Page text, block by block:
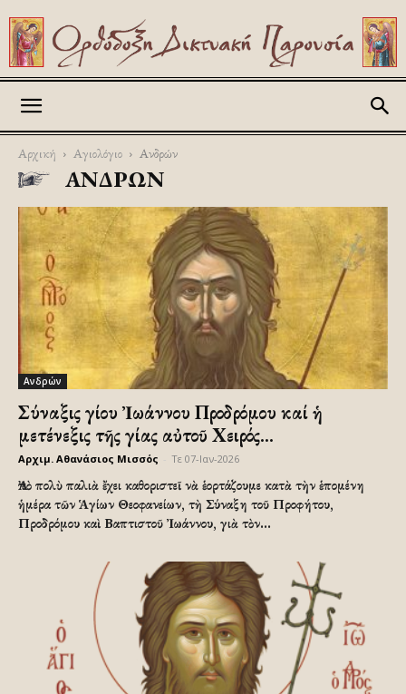
Αρχική Αγιολόγιο Ανδρών
ΑΝΔΡΏΝ
Ανδρών
Σύναξις Ἁγίου Ἰωάννου Προδρόμου καί ἡ
μετένεξις τῆς Ἁγίας αὐτοῦ Χειρός...
Αρχιμ. Αθανάσιος Μισσός Τε 07-Ιαν-2026
Ἀπὸ πολὺ παλιὰ ἔχει καθοριστεῖ νὰ ἑορτάζουμε κατὰ τὴν ἑπομένη
ἡμέρα τῶν Ἁγίων Θεοφανείων, τὴ Σύναξη τοῦ Προφήτου,
Προδρόμου καὶ Βαπτιστοῦ Ἰωάννου, γιὰ τὸν...